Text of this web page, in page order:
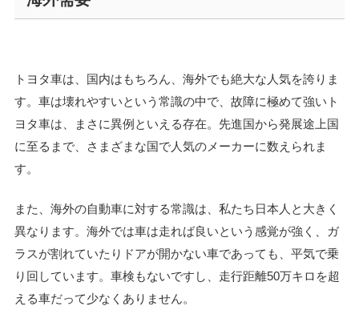
トヨタ車は、国内はもちろん、海外でも絶大な人気を誇りま
す。車は壊れやすいという常識の中で、故障に極めて強いト
ヨタ車は、まさに異例といえる存在。先進国から発展途上国
に至るまで、さまざまな国で人気のメーカーに数えられま
す。
また、海外の自動車に対する常識は、私たち日本人と大きく
異なります。海外では車は走れば良いという感覚が強く、ガ
ラスが割れていたりドアが開かない車であっても、平気で乗
り回しています。車検もないですし、走行距離50万キロを超
える車だって少なくありません。